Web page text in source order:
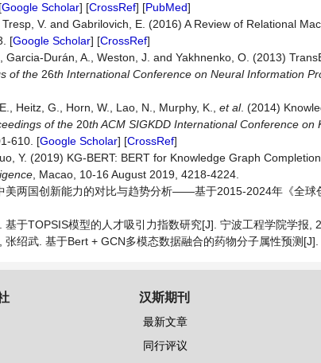
Google Scholar] [CrossRef] [PubMed]
V. and Gabrilovich, E. (2016) A Review of Relational
[Google Scholar] [CrossRef]
Garcia-Durán, A., Weston, J. and Yakhnenko, O. (2013)
of the 26th International Conference on Neural Information
Heitz, G., Horn, W., Lao, N., Murphy, K., et al. (2014)
of the 20th ACM SIGKDD International Conference
610. [Google Scholar] [CrossRef]
Y. (2019) KG-BERT: BERT for Knowledge Graph Completion.
, Macao, 10-16 August 2019, 4218-4224.
美两国创新能力的对比与趋势分析——基于2015-2024年《全球
基于TOPSIS模型的人才吸引力指数研究[J]. 宁波工程学院学报,
张绍武. 基于Bert + GCN多模态数据融合的药物分子属性预测
汉斯期刊
最新文章
同行评议